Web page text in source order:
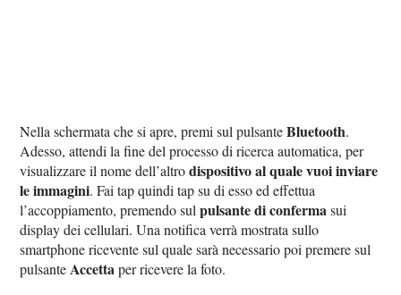
Nella schermata che si apre, premi sul pulsanteBluetooth.
Adesso, attendi la fine del processo di ricerca automatica, per
visualizzare il nome dell’altrodispositivo al quale vuoi inviare
le immagini. Fai tap quindi tap su di esso ed effettua
l’accoppiamento, premendo sulpulsante di confermasui
display dei cellulari. Una notifica verrà mostrata sullo
smartphone ricevente sul quale sarà necessario poi premere sul
pulsanteAccettaper ricevere la foto.